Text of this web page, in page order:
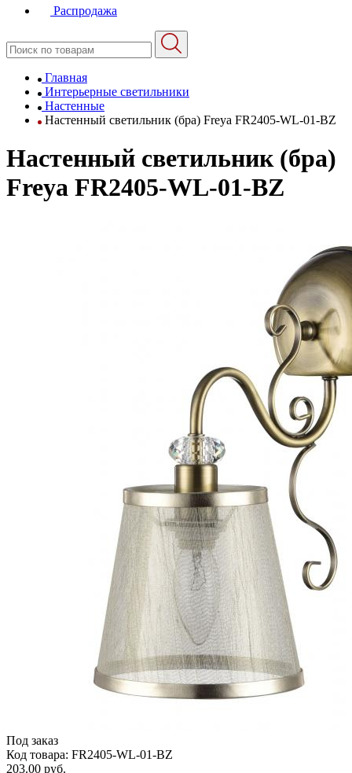
Распродажа
Главная
Интерьерные светильники
Настенные
Настенный светильник (бра) Freya FR2405-WL-01-BZ
Настенный светильник (бра)
Freya FR2405-WL-01-BZ
Под заказ
Код товара: FR2405-WL-01-BZ
203.00 руб.